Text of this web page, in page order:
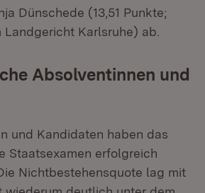
Dünschede (13,51 Punkte;
Karlsruhe) ab.
Absolventinnen und
und Kandidaten haben das
Staatsexamen erfolgreich
Nichtbestehensquote lag mit